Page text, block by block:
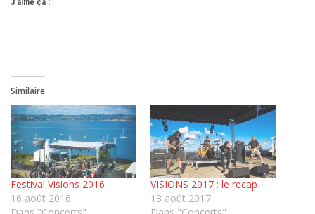
J’aime ça :
Similaire
Festival Visions 2016
16 août 2016
VISIONS 2017 : le recap
13 août 2017